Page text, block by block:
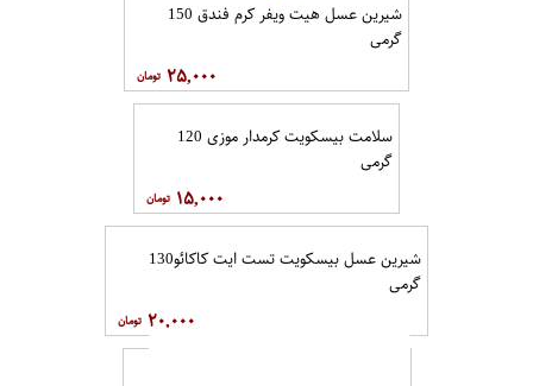
شیرین عسل هیت ویفر کرم فندق 150
گرمی
۲۵,۰۰۰
سلامت بیسکویت کرمدار موزی 120
گرمی
۱۵,۰۰۰
شیرین عسل بیسکویت تست ایت کاکائو130
گرمی
۲۰,۰۰۰